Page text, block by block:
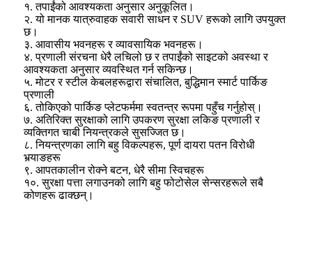
१. तपाईंको आवश्यकता अनुसार अनुकूलित।
२. यो मानक यात्रुवाहक सवारी साधन र SUV हरूको लागि उपयुक्त
छ।
३. आवासीय भवनहरू र व्यावसायिक भवनहरू।
४. प्रणाली संरचना धेरै लचिलो छ र तपाईंको साइटको अवस्था र
आवश्यकता अनुसार व्यवस्थित गर्न सकिन्छ।
५. मोटर र स्टील केबलहरूद्वारा संचालित, बुद्धिमान स्मार्ट पार्किङ
प्रणाली
६. तोकिएको पार्किङ प्लेटफर्ममा स्वतन्त्र रूपमा पहुँच गर्नुहोस्।
७. अतिरिक्त सुरक्षाको लागि उपकरण सुरक्षा लकिङ प्रणाली र
व्यक्तिगत चाबी नियन्त्रकले सुसज्जित छ।
८. नियन्त्रणका लागि बहु विकल्पहरू, पूर्ण दायरा पतन विरोधी
भर्‍याङहरू
९. आपतकालीन रोक्ने बटन, धेरै सीमा स्विचहरू
१०. सुरक्षा पत्ता लगाउनको लागि बहु फोटोसेल सेन्सरहरूले सबै
कोणहरू ढाक्छन्।